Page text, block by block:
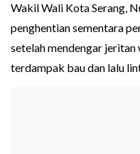
Wakil Wali Kota Serang,
penghentian sementara
setelah mendengar
terdampak bau dan lalu